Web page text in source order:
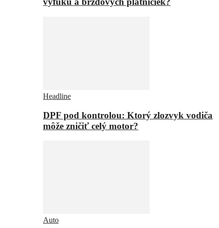
Headline
DPF pod kontrolou: Ktorý zlozvyk vodiča
môže zničiť celý motor?
Auto